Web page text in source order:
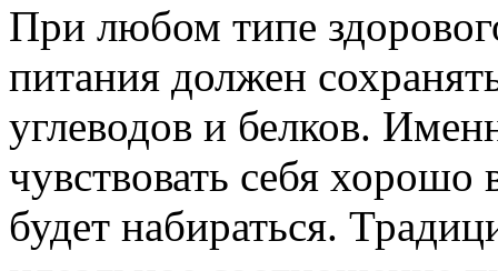
При любом типе
питания должен
углеводов и белков.
чувствовать себя хорошо
будет набираться.